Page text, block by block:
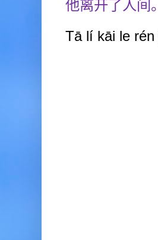
他离开了人间。
Tā lí kāi le rén